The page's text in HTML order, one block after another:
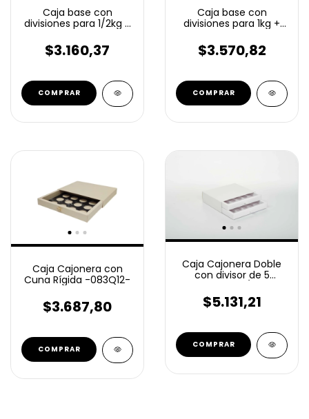
Caja base con
divisiones para 1/2kg +
$3.160,37
COMPRAR
Caja base con
divisiones para 1kg +
$3.570,82
COMPRAR
Caja Cajonera con
Cuna Rígida -083Q12-
$3.687,80
COMPRAR
Caja Cajonera Doble
con divisor de 5
-084D5-
$5.131,21
COMPRAR